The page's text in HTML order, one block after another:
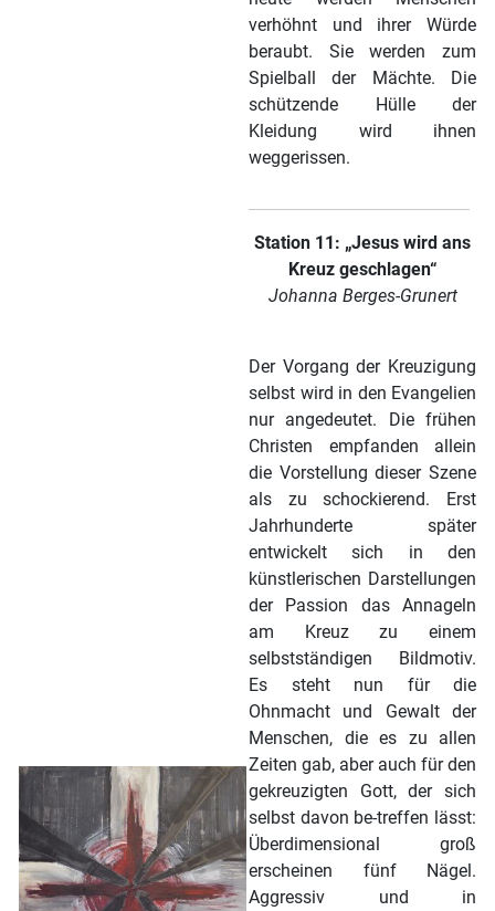
verhöhnt und ihrer Würde
beraubt. Sie werden zum
Spielball der Mächte. Die
schützende Hülle der
Kleidung wird ihnen
weggerissen.
Station 11: „Jesus wird ans
Kreuz geschlagen“
Johanna Berges-Grunert
Der Vorgang der Kreuzigung
selbst wird in den Evangelien
nur angedeutet. Die frühen
Christen empfanden allein
die Vorstellung dieser Szene
als zu schockierend. Erst
Jahrhunderte später
entwickelt sich in den
künstlerischen Darstellungen
der Passion das Annageln
am Kreuz zu einem
selbstständigen Bildmotiv.
Es steht nun für die
Ohnmacht und Gewalt der
Menschen, die es zu allen
Zeiten gab, aber auch für den
gekreuzigten Gott, der sich
selbst davon be-treffen lässt:
Überdimensional groß
erscheinen fünf Nägel.
Aggressiv und in